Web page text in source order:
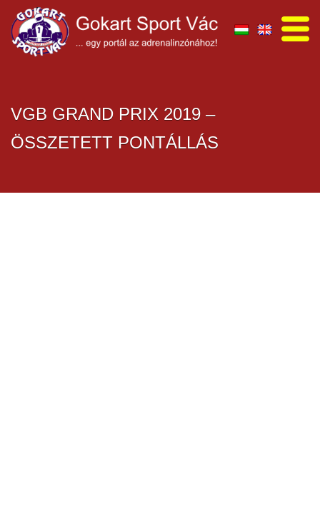
VGB GRAND PRIX 2019 –
ÖSSZETETT PONTÁLLÁS